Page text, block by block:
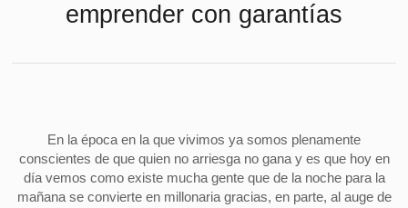
emprender con garantías
En la época en la que vivimos ya somos plenamente
conscientes de que quien no arriesga no gana y es que hoy en
día vemos como existe mucha gente que de la noche para la
mañana se convierte en millonaria gracias, en parte, al auge de